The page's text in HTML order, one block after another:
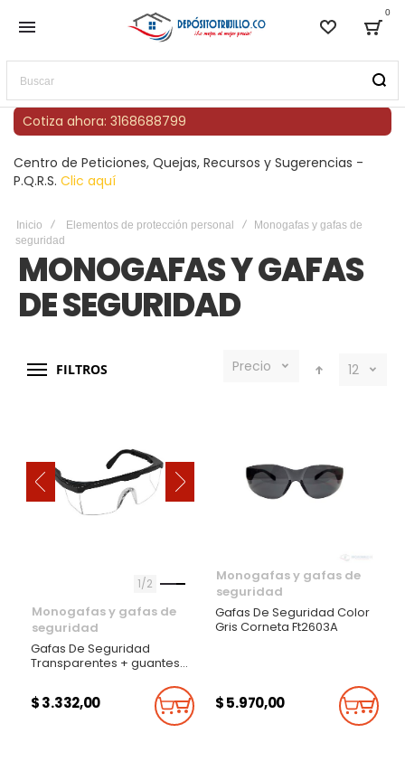
Lista de
0
Buscar
Cotiza ahora: 3168688799
Centro de Peticiones, Quejas, Recursos y Sugerencias -
P.Q.R.S. Clic aquí
Inicio Elementos de protección personal
Monogafas y gafas de
seguridad
MONOGAFAS Y GAFAS
DE SEGURIDAD
FILTROS Precio 12
‹ ›
1 2
Monogafas y gafas de
seguridad
Gafas De Seguridad
Transparentes + guantes
almadana
$ 3.332,00 Añadir Al Carrito
Monogafas y gafas de
seguridad
Gafas De Seguridad Color
Gris Corneta Ft2603A
$ 5.970,00